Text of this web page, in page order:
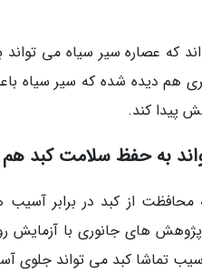
که عصاره سیر سیاه می تواند
هم دیده شده که سیر سیاه
پیدا کند.
از کبد در برابر آسیب
های جانوری با آزمایش
تماشا کبد می تواند جلوی